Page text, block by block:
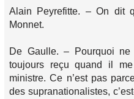
Alain Peyrefitte. – On dit
Monnet.
De Gaulle. – Pourquoi
toujours reçu quand il
ministre. Ce n’est pas
des supranationalistes,